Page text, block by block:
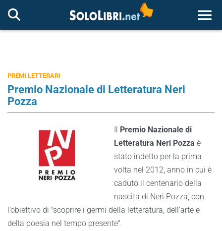
PREMI LETTERARI
Premio Nazionale di Letteratura Neri
Pozza
Il Premio Nazionale di
Letteratura Neri Pozza è
stato indetto per la prima
volta nel 2012, anno in cui è
caduto il centenario della
nascita di Neri Pozza, con
l’obiettivo di "scoprire i germi della letteratura, dell’arte e
della poesia nel tempo presente".